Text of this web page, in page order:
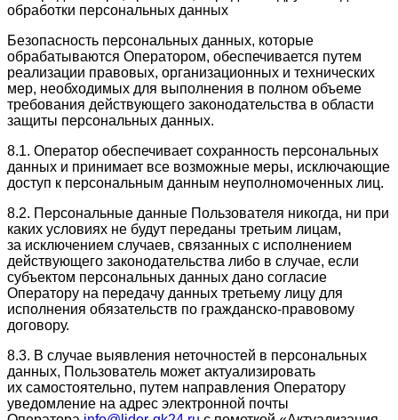
обработки персональных данных
Безопасность персональных данных, которые
обрабатываются Оператором, обеспечивается путем
реализации правовых, организационных и технических
мер, необходимых для выполнения в полном объеме
требования действующего законодательства в области
защиты персональных данных.
8.1. Оператор обеспечивает сохранность персональных
данных и принимает все возможные меры, исключающие
доступ к персональным данным неуполномоченных лиц.
8.2. Персональные данные Пользователя никогда, ни при
каких условиях не будут переданы третьим лицам,
за исключением случаев, связанных с исполнением
действующего законодательства либо в случае, если
субъектом персональных данных дано согласие
Оператору на передачу данных третьему лицу для
исполнения обязательств по гражданско-правовому
договору.
8.3. В случае выявления неточностей в персональных
данных, Пользователь может актуализировать
их самостоятельно, путем направления Оператору
уведомление на адрес электронной почты